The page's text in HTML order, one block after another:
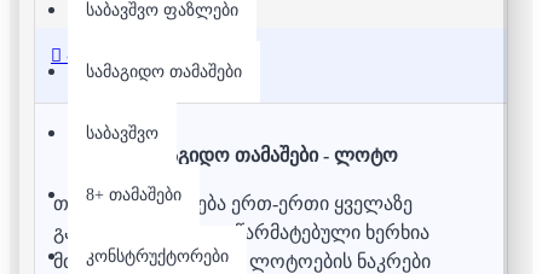
საბავშვო ფაზლები
სამაგიდო თამაშები
საბავშვო
8+ თამაშები
კონსტრუქტორები
აღწერა
სამაგიდო თამაშები - ლოტო
თამაშით სწავლება ერთ-ერთი ყველაზე
გავრცელებული და წარმატებული ხერხია
მთელს მსოფლიოში. ლოტოების ნაკრები